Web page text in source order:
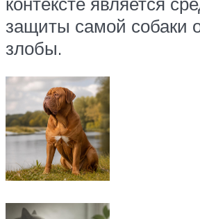
защиты самой собаки
злобы.